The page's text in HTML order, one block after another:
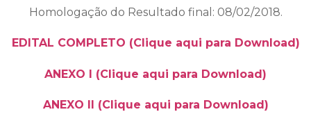
Homologação do Resultado final: 08/02/2018.
EDITAL COMPLETO (Clique aqui para Download)
ANEXO I (Clique aqui para Download)
ANEXO II (Clique aqui para Download)